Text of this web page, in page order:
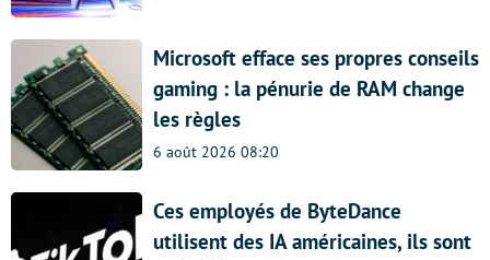
Microsoft efface ses propres conseils
gaming : la pénurie de RAM change
les règles
6 août 2026 08:20
Ces employés de ByteDance
utilisent des IA américaines, ils sont